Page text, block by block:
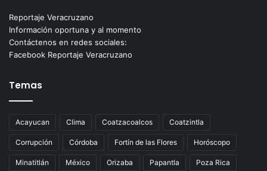
Reportaje Veracruzano
Información oportuna y al momento
Contáctenos en redes sociales:
Facebook Reportaje Veracruzano
Temas
Acayucan Clima Coatzacoalcos Coatzintla
Corrupción Córdoba Fortín de las Flores Horóscopo
Minatitlán México Orizaba Papantla Poza Rica